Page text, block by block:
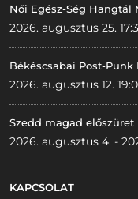
Női Egész-Ség Hangtál
2026. augusztus 25.
Békéscsabai Post-Punk
2026. augusztus 12.
Szedd magad előszüret
2026. augusztus 4. -
KAPCSOLAT